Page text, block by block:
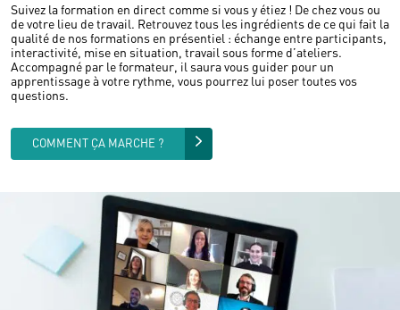
Suivez la formation en direct comme si vous y étiez ! De chez vous ou
de votre lieu de travail. Retrouvez tous les ingrédients de ce qui fait la
qualité de nos formations en présentiel : échange entre participants,
interactivité, mise en situation, travail sous forme d’ateliers.
Accompagné par le formateur, il saura vous guider pour un
apprentissage à votre rythme, vous pourrez lui poser toutes vos
questions.
COMMENT ÇA MARCHE ?